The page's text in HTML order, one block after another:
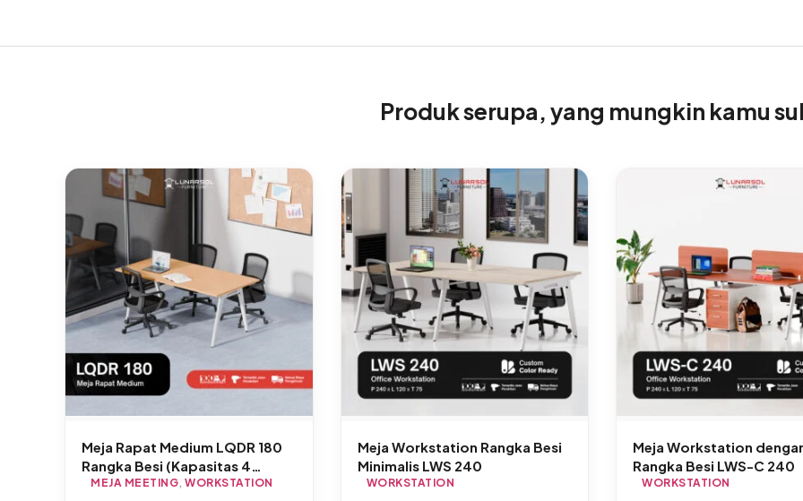
Produk serupa, yang mungkin kamu
Meja Rapat Medium LQDR 180
Rangka Besi (Kapasitas 4
Orang)
MEJA MEETING, WORKSTATION
Meja Workstation Rangka Besi
Minimalis LWS 240
WORKSTATION
Meja Workstation
Rangka Besi LWS-C 240
WORKSTATION